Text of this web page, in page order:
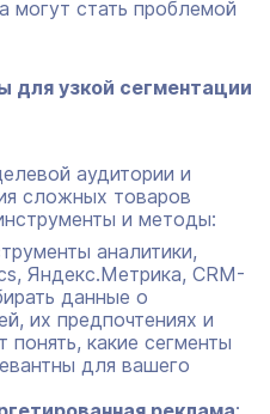
могут стать проблемой
для узкой сегментации
аудитории и
сложных товаров
и методы:
аналитики,
Яндекс.Метрика, CRM-
данные о
их предпочтениях и
понять, какие сегменты
для вашего